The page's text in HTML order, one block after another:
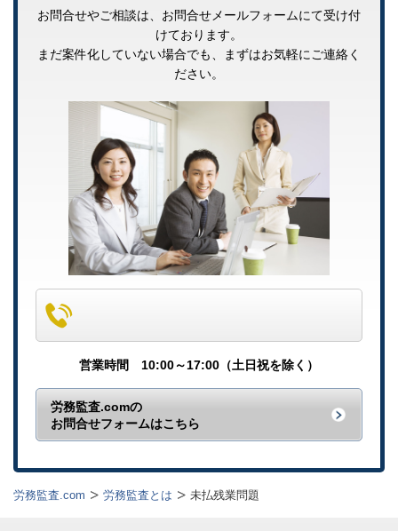
お問合せやご相談は、お問合せメールフォームにて受け付
けております。
まだ案件化していない場合でも、まずはお気軽にご連絡く
ださい。
営業時間 10:00～17:00（土日祝を除く）
労務監査.comの
お問合せフォームはこちら
労務監査.com 労務監査とは 未払残業問題